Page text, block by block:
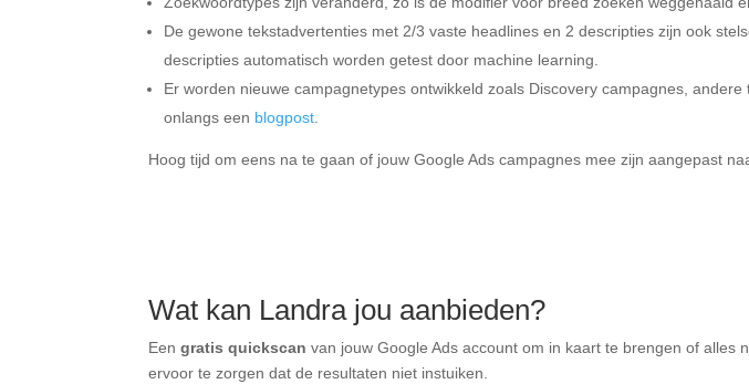
De gewone tekstadvertenties met 2/3 vaste headlines en 2 descripties zijn ook
descripties automatisch worden getest door machine learning.
Er worden nieuwe campagnetypes ontwikkeld zoals Discovery campagnes,
onlangs een blogpost
Hoog tijd om eens na te gaan of jouw Google Ads campagnes mee zijn aangepast
Wat kan Landra jou aanbieden?
Eengratis quickscan van jouw Google Ads account om in kaart te brengen of
ervoor te zorgen dat de resultaten niet instuiken.